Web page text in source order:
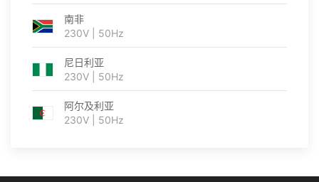
南非
230V | 50Hz
尼日利亚
230V | 50Hz
阿尔及利亚
230V | 50Hz